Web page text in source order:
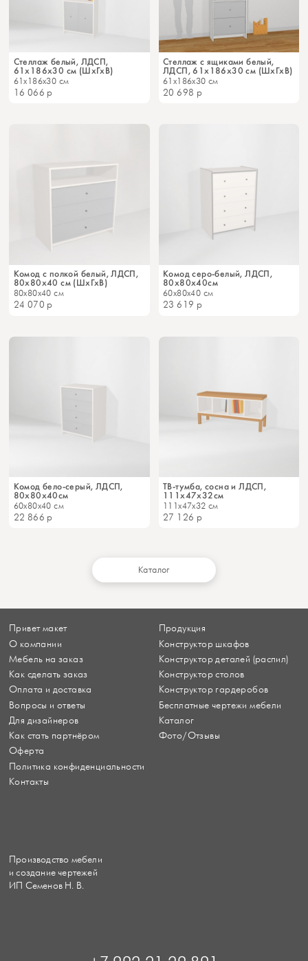
Стеллаж белый, ЛДСП,
61х186х30 см (ШхГхВ)
61x186x30 см
16 066 р
Стеллаж с ящиками белый,
ЛДСП, 61х186х30 см (ШхГхВ)
61x186x30 см
20 698 р
Комод с полкой белый, ЛДСП,
80х80х40 см (ШхГхВ)
80x80x40 см
24 070 р
Комод серо-белый, ЛДСП,
80х80х40см
60x80x40 см
23 619 р
Комод бело-серый, ЛДСП,
80х80х40см
60x80x40 см
22 866 р
ТВ-тумба, сосна и ЛДСП,
111х47х32см
111x47x32 см
27 126 р
Каталог
Привет макет
О компании
Мебель на заказ
Как сделать заказ
Оплата и доставка
Вопросы и ответы
Для дизайнеров
Как стать партнёром
Оферта
Политика конфиденциальности
Контакты
Продукция
Конструктор шкафов
Конструктор деталей (распил)
Конструктор столов
Конструктор гардеробов
Бесплатные чертежи мебели
Каталог
Фото/Отзывы
Производство мебели
и создание чертежей
ИП Семенов Н. В.